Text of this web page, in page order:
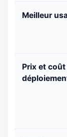
Meilleur
Prix et coût